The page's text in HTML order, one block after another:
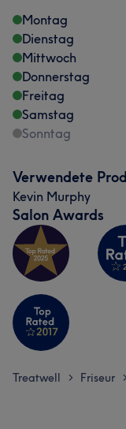
Montag
Dienstag
Mittwoch
Donnerstag
Freitag
Samstag
Sonntag
Verwendete
Kevin Murphy
Salon Awards
Treatwell > Friseur >